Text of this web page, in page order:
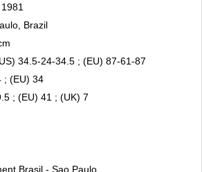
Brazil
34.5-24-34.5 ; (EU) 87-61-87
; (EU) 34
; (EU) 41 ; (UK) 7
Brasil - Sao Paulo